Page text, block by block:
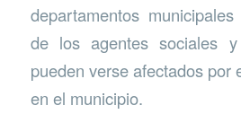
departamentos
de los agentes sociales
pueden verse afectados por
en el municipio.